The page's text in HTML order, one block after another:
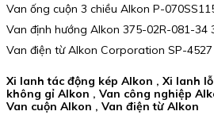
Van ống cuộn 3 chiều Alkon P-
Van định hướng Alkon 375-02R-081-34
Van điện từ Alkon Corporation SP-
Xi lanh tác động kép Alkon , Xi lanh
không gỉ Alkon , Van công nghiệp
Van cuộn Alkon , Van điện từ Alkon